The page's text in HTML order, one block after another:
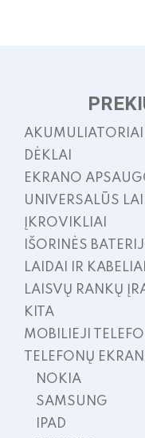
AKUMULIATORIAI
DĖKLAI
EKRANO
UNIVERSALŪS
ĮKROVIKLIAI
IŠORINĖS
LAIDAI IR KABELIAI
LAISVŲ RANKŲ
KITA
MOBILIEJI
TELEFONŲ
NOKIA
SAMSUNG
IPAD